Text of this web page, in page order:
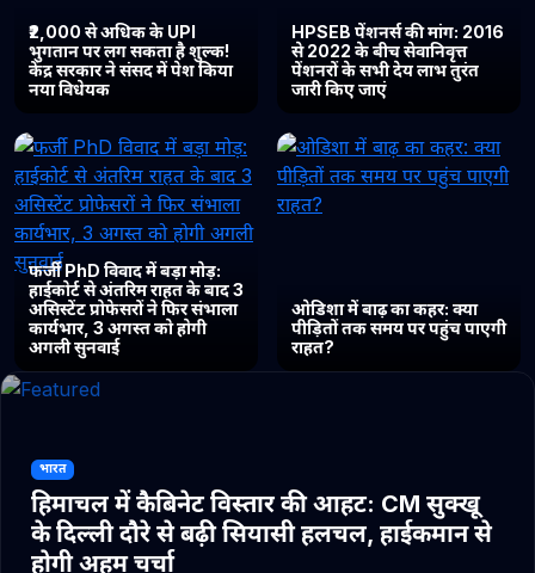
₹2,000 से अधिक के UPI
भुगतान पर लग सकता है शुल्क!
केंद्र सरकार ने संसद में पेश किया
नया विधेयक
HPSEB पेंशनर्स की मांग: 2016
से 2022 के बीच सेवानिवृत्त
पेंशनरों के सभी देय लाभ तुरंत
जारी किए जाएं
फर्जी PhD विवाद में बड़ा मोड़:
हाईकोर्ट से अंतरिम राहत के बाद 3
असिस्टेंट प्रोफेसरों ने फिर संभाला
कार्यभार, 3 अगस्त को होगी
अगली सुनवाई
ओडिशा में बाढ़ का कहर: क्या
पीड़ितों तक समय पर पहुंच पाएगी
राहत?
भारत
हिमाचल में कैबिनेट विस्तार की आहट: CM सुक्खू
के दिल्ली दौरे से बढ़ी सियासी हलचल, हाईकमान से
होगी अहम चर्चा